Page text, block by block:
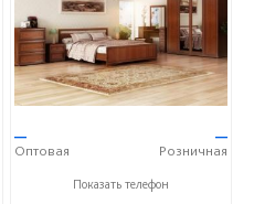
—
Оптовая
—
Розничная
+7 (928) 278-36-45
Показать телефон